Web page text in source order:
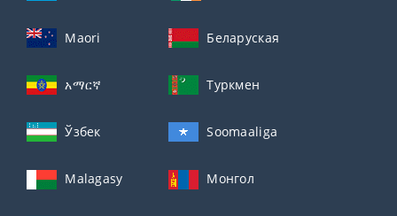
Maori Беларуская
አማርኛ Туркмен
Ўзбек Soomaaliga
Malagasy Монгол